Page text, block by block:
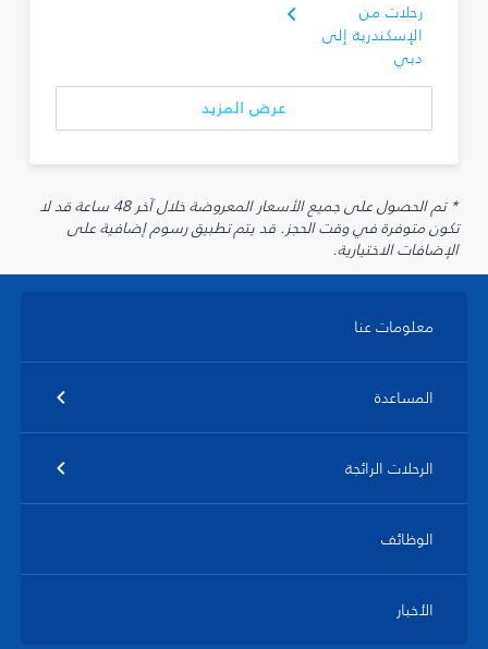
رحلات من
الإسكندرية إلى
دبي
عرض المزيد
* تم الحصول على جميع الأسعار المعروضة خلال آخر 48 ساعة قد لا
تكون متوفرة في وقت الحجز. قد يتم تطبيق رسوم إضافية على
الإضافات الاختيارية.
معلومات عنا
المساعدة
الرحلات الرائجة
الوظائف
الأخبار